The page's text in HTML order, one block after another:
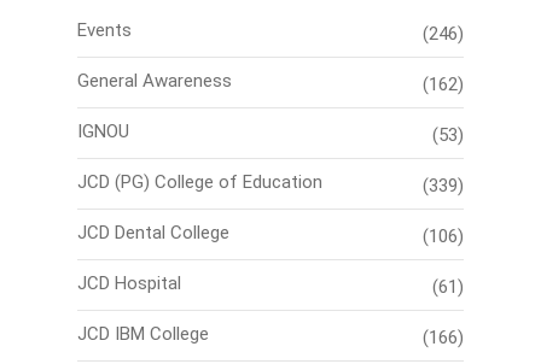
Events (246)
General Awareness (162)
IGNOU (53)
JCD (PG) College of Education (339)
JCD Dental College (106)
JCD Hospital (61)
JCD IBM College (166)